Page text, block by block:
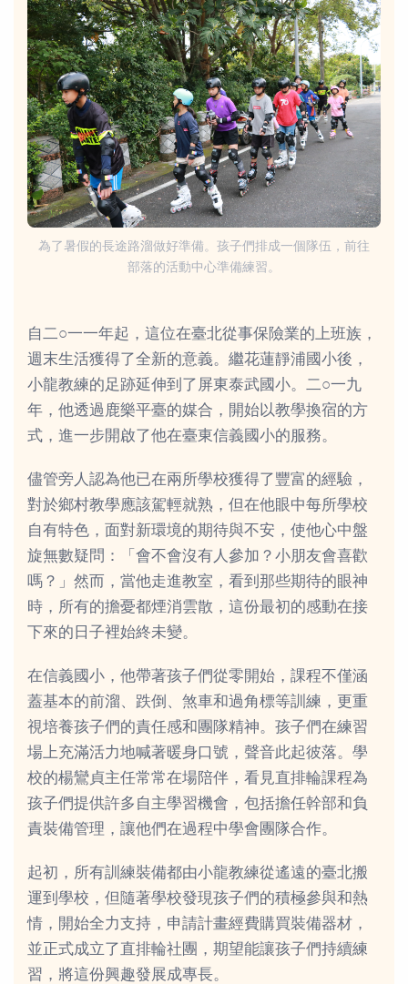
為了暑假的長途路溜做好準備。孩子們排成一個隊伍，前往
部落的活動中心準備練習。
自二○一一年起，這位在臺北從事保險業的上班族，
週末生活獲得了全新的意義。繼花蓮靜浦國小後，
小龍教練的足跡延伸到了屏東泰武國小。二○一九
年，他透過鹿樂平臺的媒合，開始以教學換宿的方
式，進一步開啟了他在臺東信義國小的服務。
儘管旁人認為他已在兩所學校獲得了豐富的經驗，
對於鄉村教學應該駕輕就熟，但在他眼中每所學校
自有特色，面對新環境的期待與不安，使他心中盤
旋無數疑問：「會不會沒有人參加？小朋友會喜歡
嗎？」然而，當他走進教室，看到那些期待的眼神
時，所有的擔憂都煙消雲散，這份最初的感動在接
下來的日子裡始終未變。
在信義國小，他帶著孩子們從零開始，課程不僅涵
蓋基本的前溜、跌倒、煞車和過角標等訓練，更重
視培養孩子們的責任感和團隊精神。孩子們在練習
場上充滿活力地喊著暖身口號，聲音此起彼落。學
校的楊鸞貞主任常常在場陪伴，看見直排輪課程為
孩子們提供許多自主學習機會，包括擔任幹部和負
責裝備管理，讓他們在過程中學會團隊合作。
起初，所有訓練裝備都由小龍教練從遙遠的臺北搬
運到學校，但隨著學校發現孩子們的積極參與和熱
情，開始全力支持，申請計畫經費購買裝備器材，
並正式成立了直排輪社團，期望能讓孩子們持續練
習，將這份興趣發展成專長。